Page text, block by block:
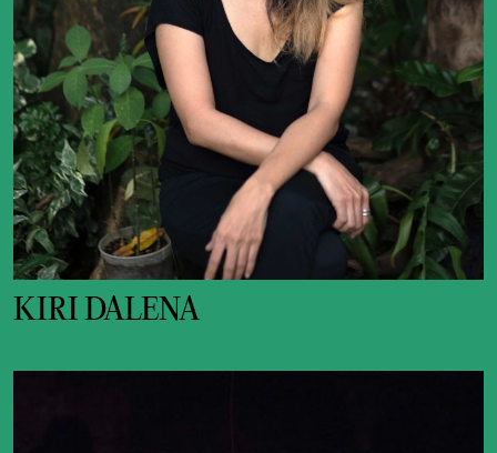
KIRI DALENA